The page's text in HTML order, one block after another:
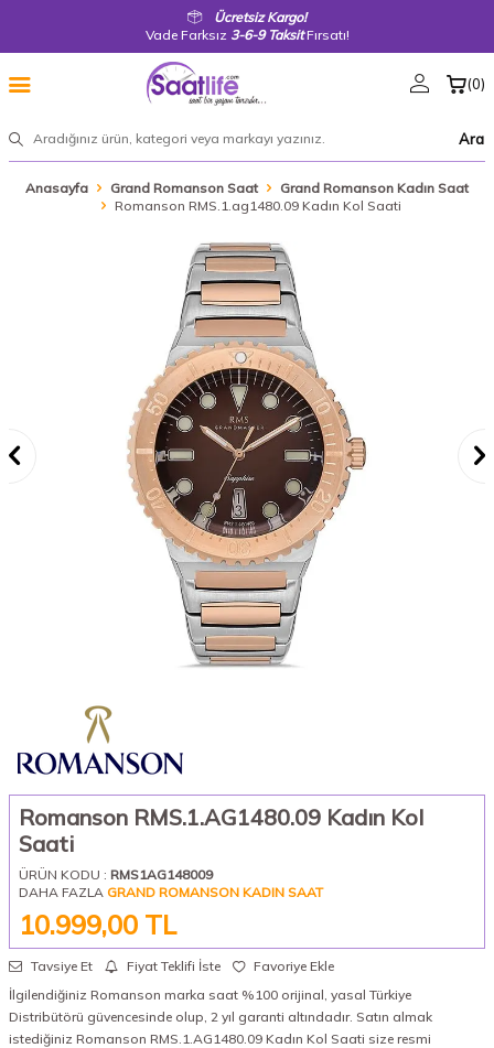
Ücretsiz Kargo!
Vade Farksız 3-6-9 TaksitFırsatı!
Ara
(0)
Anasayfa Grand Romanson Saat
Grand Romanson Kadın Saat
Romanson RMS.1.ag1480.09 Kadın Kol Saati
Romanson RMS.1.AG1480.09 Kadın Kol
Saati
ÜRÜN KODU : RMS1AG148009
DAHA FAZLA GRAND ROMANSON KADIN SAAT
10.999,00 TL
Tavsiye Et Fiyat Teklifi İste
Favoriye Ekle
İlgilendiğiniz Romanson marka saat %100 orijinal, yasal Türkiye
Distribütörü güvencesinde olup, 2 yıl garanti altındadır. Satın almak
istediğiniz Romanson RMS.1.AG1480.09 Kadın Kol Saati size resmi